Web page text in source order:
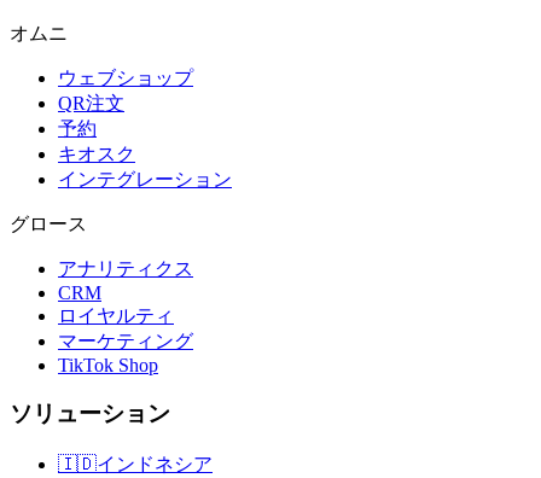
オムニ
ウェブショップ
QR注文
予約
キオスク
インテグレーション
グロース
アナリティクス
CRM
ロイヤルティ
マーケティング
TikTok Shop
ソリューション
🇮🇩インドネシア